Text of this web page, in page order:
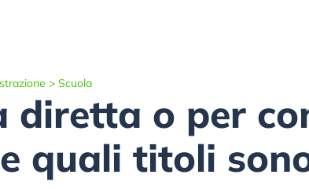
> Scuola
diretta o per
quali titoli